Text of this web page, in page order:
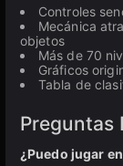
Controles
Mecánica
objetos
Más de 70
Gráficos
Tabla de
Preguntas
¿Puedo jugar